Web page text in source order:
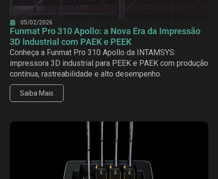
05/02/2026
Funmat Pro 310 Apollo: a Nova Era da Impressão
3D Industrial com PAEK e PEEK
Conheça a Funmat Pro 310 Apollo da INTAMSYS:
impressora 3D industrial para PEEK e PAEK com produção
contínua, rastreabilidade e alto desempenho.
Saiba Mais